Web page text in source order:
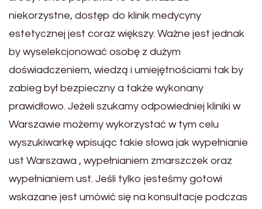
niekorzystne, dostęp do klinik medycyny
estetycznej jest coraz większy. Ważne jest jednak
by wyselekcjonować osobę z dużym
doświadczeniem, wiedzą i umiejętnościami tak by
zabieg był bezpieczny a także wykonany
prawidłowo. Jeżeli szukamy odpowiedniej kliniki w
Warszawie możemy wykorzystać w tym celu
wyszukiwarkę wpisując takie słowa jak wypełnianie
ust Warszawa , wypełnianiem zmarszczek oraz
wypełnianiem ust. Jeśli tylko jesteśmy gotowi
wskazane jest umówić się na konsultacje podczas